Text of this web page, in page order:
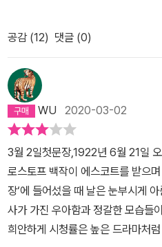
간, 이 우주가 더할 나위 없이 좋다
책들이 나오는데,그 중 '잭런던'의
외침'(409쪽)으로 번역해 놓았다.창
전이라 이 부분을 '부름'이라고 번역
할지 모르겠지만,알라딘에 찾아보
부름'쪽이 많았다.'부름'과 '외침'은
쪽 제목이 그럴 듯 한지 알아보기
겠다. 완전 마음에 들었던 부분이
다.'제대로 장소를 찾으셨군요. 예
집에 모여 들곤 했답니다. 마음이
니냐고(381p). 각종 지식과 경험
도 나름대로 삶의 질문을 잘 해결해
하는 옛 방식들을 고집하고 있었음
나 마음을 열고 무엇이든지 배우려
어떠한가. 배움은커녕 내 가진 것이
않은가. 이 같은 백작의 현타를 볼
날들이 떠올라 얼굴이 붉어지곤 했
겠지만, 멀리 놓고 본다면 그 반대
찮더라도 태엽을 자꾸 감아주어야
들이 하나둘씩 훼손될 때마다 백작
탄하였다. 뿐만 아니라 삶에 빠져
도 그러했다. 나와 백작처럼 옛것
랑과 우정, 배려의 이야기, 잃어버
로 그런 이야기이다.
을 타도의 대상으로 보는 볼셰비키
름이었지만, 혁명의 혼란을 딛고 최
서구사회와 관계 회복을 위해 프랑
던 당간부 오시프는 호텔의 노란방
다. 월스트리트에서 투자전문가로
울스는 지난한 고증과정을 통해
비키 시절을 절묘하게 재창조하는
하나에까지 신경써야 하는 게 신사
하도록 유도하는 부르주아식 사고
로스토프 백작이라는 걸출한 인물
구체적으로 체현해낸 점은 칭찬하
음악, 춤이면 춤, 귀족 사교계에서
고급스러운 먹을 것, 마실 것, 행동
한 예절, 유물, 향수와 추억 등의 출
그럼에도 특정 요리에 어울리는 와
보면 지극히 맞지 않을뿐더러 비싸
를 향한 경멸이라니. 무대가 1922
아의 힘이 하도 막강해서 그렇긴 했
귀족적 계급을 드러내지 않는 것이
음이라서 오히려 더 그러는지는 모
‘각하’나 ‘백작님’이라 호칭하는
시간이 더 지나 어느덧 인생의 황혼
라고 부르게, 하는 세월이 오긴 하지
커플에게 다가가 웨이터의 권유를
예를 한순간에 잃어버렸으니 좌절
절망하는 기색 한 점 보이지 않고 새
에 없다.'라는 몽테뉴의 격언을 금
닥뜨리는 모든 기회와 시련을 결국
놀라운 능력을 보인다. 아버지를 따
와 둘도 없는 친구가 되고, 무성 영
평정하게 되는 유명 배우와는 비밀
호텔에 딸린 보야르스키라는 멋진
인 외교관과 말동무가 되고, 공산당
를 가르친다. 보야르스키에서 함께
물없는 우정을 나눈다. 훗날 니나는
공감 (12) 댓글 (0)
WU 2020-03-02
3월 2일첫문장,1922년 6월 21일
로스토프 백작이 에스코트를 받으
장‘에 들어섰을 때 날은 눈부시게
사가 가진 우아함과 정갈한 모습들
희안하게 시청률은 높은 드라마처